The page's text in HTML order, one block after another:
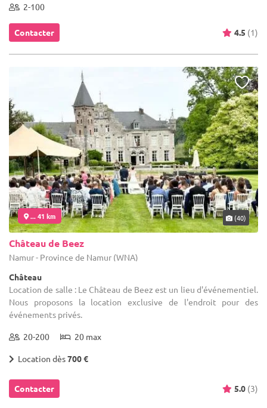
2-100
Contacter 4.5 (1)
... 41 km (40)
Château de Beez
Namur - Province de Namur (WNA)
Château
Location de salle : Le Château de Beez est un lieu d'événementiel.
Nous proposons la location exclusive de l'endroit pour des
événements privés.
20-200 20 max
Location dès700 €
Contacter 5.0 (3)